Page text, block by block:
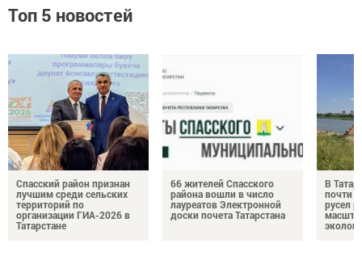
Топ 5 новостей
Спасский район признан
лучшим среди сельских
территорий по
организации ГИА-2026 в
Татарстане
66 жителей Спасского
района вошли в число
лауреатов Электронной
доски почета Татарстана
В
почти
русел